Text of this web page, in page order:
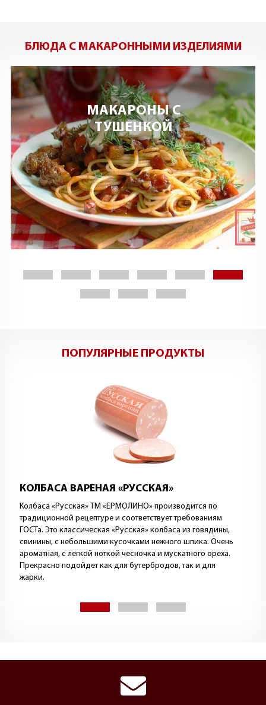
БЛЮДА С МАКАРОННЫМИ ИЗДЕЛИЯМИ
ГНЕЗДА С СОСИСКАМИ
ПОПУЛЯРНЫЕ ПРОДУКТЫ
КОЛБАСА ВАРЕНАЯ «РУССКАЯ»
Колбаса «Русская» ТМ «ЕРМОЛИНО» производится по
традиционной рецептуре и соответствует требованиям
ГОСТа. Это классическая «Русская» колбаса из говядины,
свинины, с небольшими кусочками нежного шпика. Очень
ароматная, с легкой ноткой чесночка и мускатного ореха.
Прекрасно подойдет как для бутербродов, так и для
жарки.